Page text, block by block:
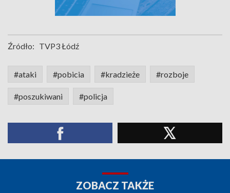
Źródło: TVP3 Łódź
#ataki #pobicia #kradzieże #rozboje
#poszukiwani #policja
ZOBACZ TAKŻE